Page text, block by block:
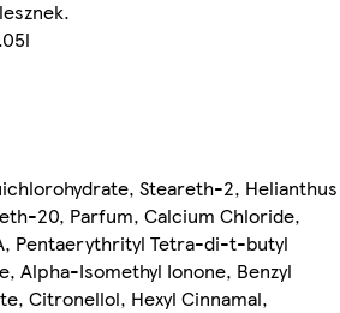
Steareth-2, Helianthus
20, Parfum, Calcium Chloride,
Pentaerythrityl Tetra-di-t-butyl
Alpha-Isomethyl Ionone, Benzyl
Citronellol, Hexyl Cinnamal,